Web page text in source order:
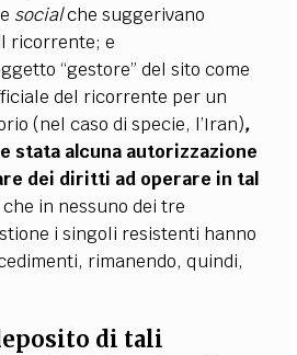
socialche suggerivano
ricorrente; e
“gestore” del sito come
del ricorrente per un
(nel caso di specie, l’Iran),
stata alcuna autorizzazione
dei diritti ad operare in tal
in nessuno dei tre
i singoli resistenti hanno
rimanendo, quindi,
di tali